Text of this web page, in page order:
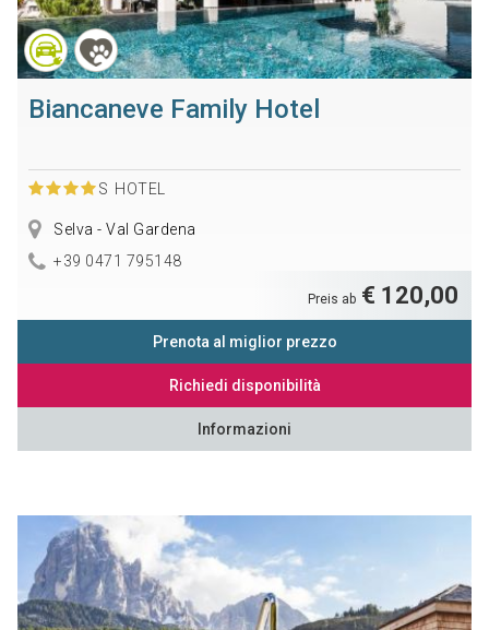
Biancaneve Family Hotel
S HOTEL
Selva - Val Gardena
+39 0471 795148
Preis ab € 120,00
Prenota al miglior prezzo
Richiedi disponibilità
Informazioni